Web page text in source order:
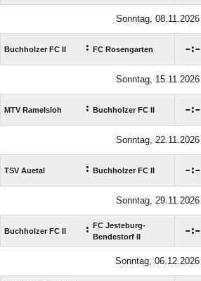
Sonntag, 08.11.2026
Buchholzer FC II : FC Rosengarten :
Sonntag, 15.11.2026
MTV Ramelsloh : Buchholzer FC II :
Sonntag, 22.11.2026
TSV Auetal : Buchholzer FC II :
Sonntag, 29.11.2026
Buchholzer FC II :
FC Jesteburg-
Bendestorf II
:
Sonntag, 06.12.2026